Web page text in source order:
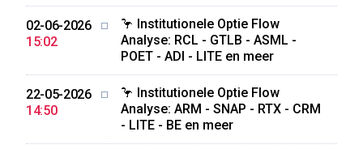
02-06-2026
15:02
🦩 Institutionele Optie Flow
Analyse: RCL - GTLB - ASML -
POET - ADI - LITE en meer
22-05-2026
14:50
🦩 Institutionele Optie Flow
Analyse: ARM - SNAP - RTX - CRM
- LITE - BE en meer